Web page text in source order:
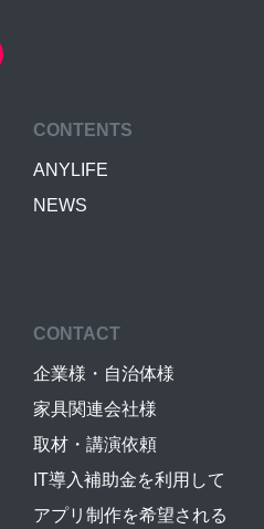
CONTENTS
ANYLIFE
NEWS
CONTACT
企業様・自治体様
家具関連会社様
取材・講演依頼
IT導入補助金を利用して
アプリ制作を希望される